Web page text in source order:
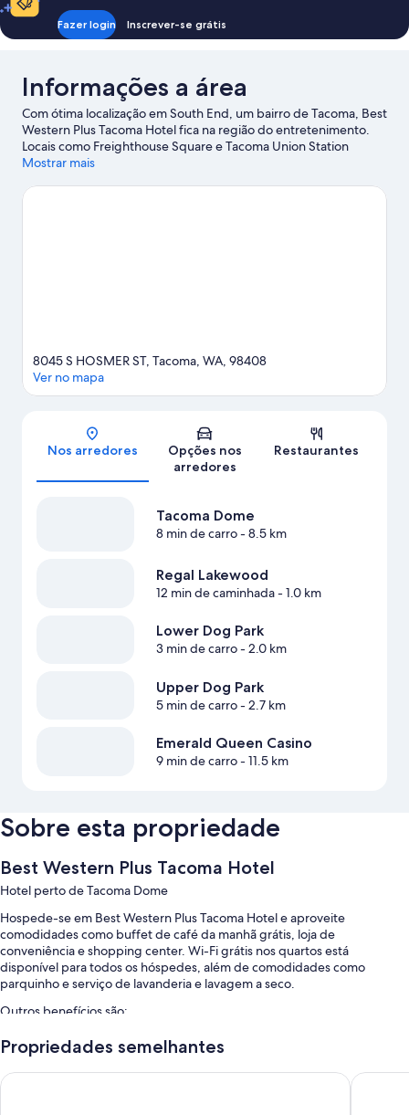
Fazer login Inscrever-se grátis
Informações a área
Com ótima localização em South End, um bairro de Tacoma, Best
Western Plus Tacoma Hotel fica na região do entretenimento.
Locais como Freighthouse Square e Tacoma Union Station
Rotunda estão entre as principais atrações na área. Para quem
Defiance Park e Dash Point State Park. Assista a um evento ou a
Mostrar mais
Mapa
8045 S HOSMER ST, Tacoma, WA, 98408
Ver no mapa
Nos arredores
Opções nos
arredores
Restaurantes
Tacoma Dome
8 min de carro- 8.5 km
Regal Lakewood
12 min de caminhada- 1.0 km
Lower Dog Park
3 min de carro- 2.0 km
Upper Dog Park
5 min de carro- 2.7 km
Emerald Queen Casino
9 min de carro- 11.5 km
Sobre esta propriedade
Best Western Plus Tacoma Hotel
Hotel perto de Tacoma Dome
Hospede-se em Best Western Plus Tacoma Hotel e aproveite
comodidades como buffet de café da manhã grátis, loja de
conveniência e shopping center. Wi-Fi grátis nos quartos está
disponível para todos os hóspedes, além de comodidades como
parquinho e serviço de lavanderia e lavagem a seco.
Outros benefícios são:
Uma piscina interna com espreguiçadeiras
Posto de recarga para carros elétricos, check-out expresso e
Propriedades semelhantes
La Quinta Inn & Suites by Wyndham Tacoma - SeattleHotel